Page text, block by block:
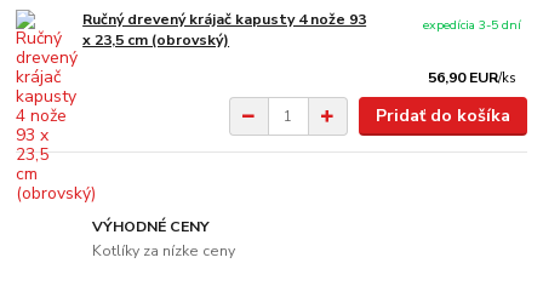
Ručný drevený krájač kapusty 4 nože 93
x 23,5 cm (obrovský)
56,90 EUR/ks
expedícia 3-5 dní
Pridať do košíka
VÝHODNÉ CENY
Kotlíky za nízke ceny